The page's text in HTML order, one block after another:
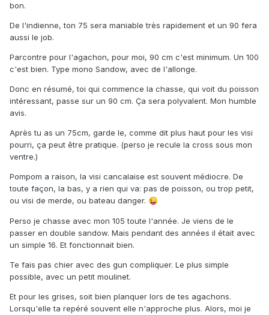
bon.
De l'indienne, ton 75 sera maniable très rapidement et un 90 fera
aussi le job.
Parcontre pour l'agachon, pour moi, 90 cm c'est minimum. Un 100
c'est bien. Type mono Sandow, avec de l'allonge.
Donc en résumé, toi qui commence la chasse, qui voit du poisson
intéressant, passe sur un 90 cm. Ça sera polyvalent. Mon humble
avis.
Après tu as un 75cm, garde le, comme dit plus haut pour les visi
pourri, ça peut être pratique. (perso je recule la cross sous mon
ventre.)
Pompom a raison, la visi cancalaise est souvent médiocre. De
toute façon, la bas, y a rien qui va: pas de poisson, ou trop petit,
ou visi de merde, ou bateau danger. 😜
Perso je chasse avec mon 105 toute l'année. Je viens de le
passer en double sandow. Mais pendant des années il était avec
un simple 16. Et fonctionnait bien.
Te fais pas chier avec des gun compliquer. Le plus simple
possible, avec un petit moulinet.
Et pour les grises, soit bien planquer lors de tes agachons.
Lorsqu'elle ta repéré souvent elle n'approche plus. Alors, moi je